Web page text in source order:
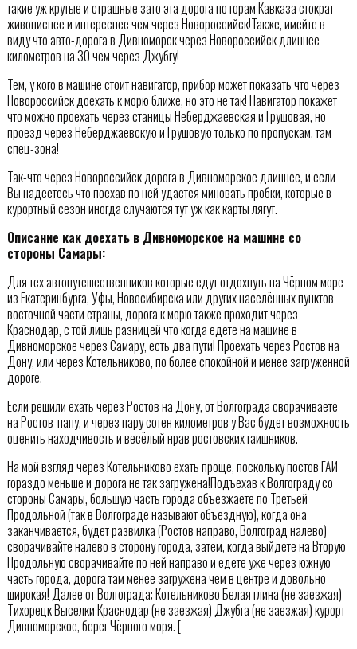
такие уж крутые и страшные зато эта дорога по горам Кавказа стократ
живописнее и интереснее чем через Новороссийск!Также, имейте в
виду что авто-дорога в Дивноморск через Новороссийск длиннее
километров на 30 чем через Джубгу!
Тем, у кого в машине стоит навигатор, прибор может показать что через
Новороссийск доехать к морю ближе, но это не так! Навигатор покажет
что можно проехать через станицы Неберджаевская и Грушовая, но
проезд через Неберджаевскую и Грушовую только по пропускам, там
спец-зона!
Так-что через Новороссийск дорога в Дивноморское длиннее, и если
Вы надеетесь что поехав по ней удастся миновать пробки, которые в
курортный сезон иногда случаются тут уж как карты лягут.
Описание как доехать в Дивноморское на машине со
стороны Самары:
Для тех автопутешественников которые едут отдохнуть на Чёрном море
из Екатеринбурга, Уфы, Новосибирска или других населённых пунктов
восточной части страны, дорога к морю также проходит через
Краснодар, с той лишь разницей что когда едете на машине в
Дивноморское через Самару, есть два пути! Проехать через Ростов на
Дону, или через Котельниково, по более спокойной и менее загруженной
дороге.
Если решили ехать через Ростов на Дону, от Волгограда сворачиваете
на Ростов-папу, и через пару сотен километров у Вас будет возможность
оценить находчивость и весёлый нрав ростовских гаишников.
На мой взгляд через Котельниково ехать проще, поскольку постов ГАИ
гораздо меньше и дорога не так загружена!Подъехав к Волгограду со
стороны Самары, большую часть города объезжаете по Третьей
Продольной (так в Волгограде называют объездную), когда она
заканчивается, будет развилка (Ростов направо, Волгоград налево)
сворачивайте налево в сторону города, затем, когда выйдете на Вторую
Продольную сворачивайте по ней направо и едете уже через южную
часть города, дорога там менее загружена чем в центре и довольно
широкая! Далее от Волгограда; Котельниково Белая глина (не заезжая)
Тихорецк Выселки Краснодар (не заезжая) Джубга (не заезжая) курорт
Дивноморское, берег Чёрного моря. [